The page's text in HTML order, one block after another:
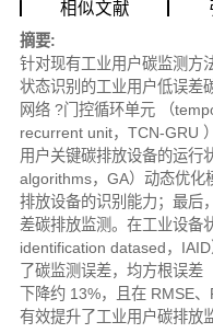
相似文献
摘要:
针对现有工业用户碳监测方
状态识别的工业用户低误差
网络 ?门控循环单元 （
recurrent unit，TCN-GRU
用户关键碳排放设备的运行
algorithms，GA）动态优化
排放设备的识别能力；最后
差碳排放监测。在工业设备
identification datased，
了碳监测误差，均方根误差
下降约 13%，且在 RMSE
有效提升了工业用户碳排放